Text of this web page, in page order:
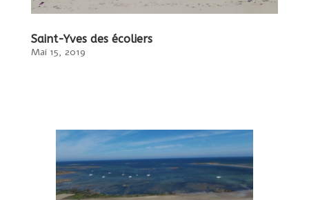
Saint-Yves des écoliers
Mai 15, 2019